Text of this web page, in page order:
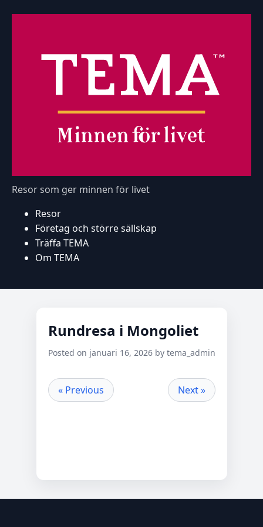
Resor som ger minnen för livet
Resor
Företag och större sällskap
Träffa TEMA
Om TEMA
Rundresa i Mongoliet
Posted on januari 16, 2026 by tema_admin
« Previous Next »